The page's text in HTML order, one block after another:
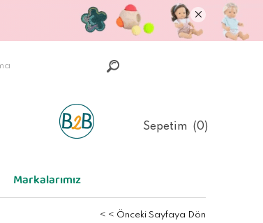
Sepetim 0
Markalarımız
< < Önceki Sayfaya Dön